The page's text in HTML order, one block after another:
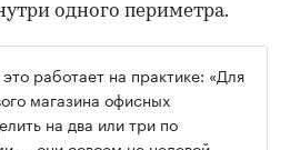
одного периметра.
работает на практике: «Для
магазина офисных
на два или три по